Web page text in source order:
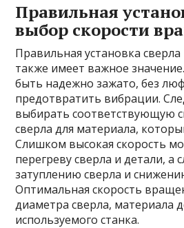
Правильная
выбор скорости
Правильная установка
также имеет важное
быть надежно зажато, без
предотвратить вибрации.
выбирать соответствующую
сверла для материала,
Слишком высокая скорость
перегреву сверла и детали, а
затуплению сверла и
Оптимальная скорость
диаметра сверла, материала
используемого станка.